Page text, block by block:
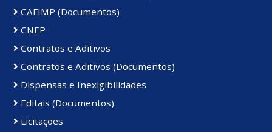
CAFIMP (Documentos)
CNEP
Contratos e Aditivos
Contratos e Aditivos (Documentos)
Dispensas e Inexigibilidades
Editais (Documentos)
Licitações